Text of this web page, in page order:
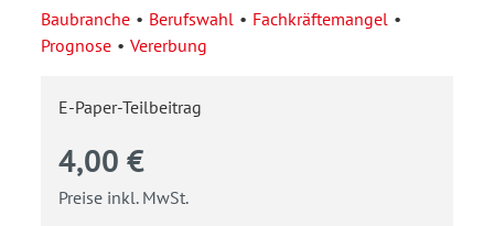
Baubranche Berufswahl
Fachkräftemangel
Prognose
Vererbung
E-Paper-Teilbeitrag
4,00 €
Preise inkl. MwSt.